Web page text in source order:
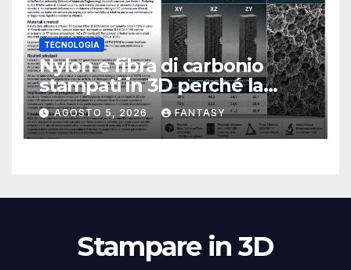
TECNOLOGIA
Nylon e fibra di carbonio
stampati in 3D perché la
resistenza agli urti dipende
dal processo
AGOSTO 5, 2026 FANTASY
Stampare in 3D